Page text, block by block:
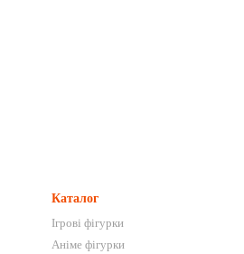
Каталог
Ігрові фігурки
Аніме фігурки